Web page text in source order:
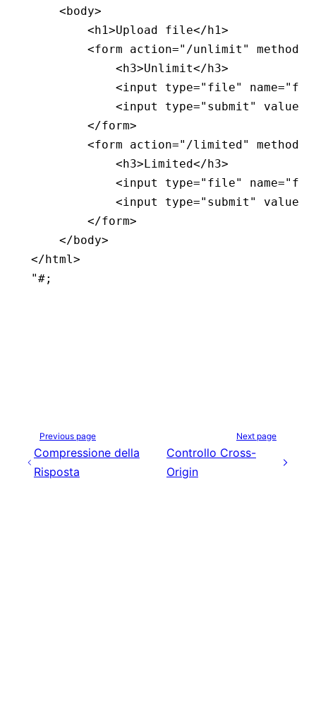
    <body>
        <h1>Upload file</h1>
<form action="/unlimit"
            <h3>Unlimit</h3>
<input type="file"
<input type="submit"
        </form>
<form action="/limited"
            <h3>Limited</h3>
<input type="file"
<input type="submit"
        </form>
    </body>
</html>
"#;
Previous page
Compressione della
Risposta
Next page
Controllo Cross-
Origin